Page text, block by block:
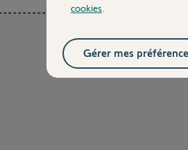
cookies
Gérer mes